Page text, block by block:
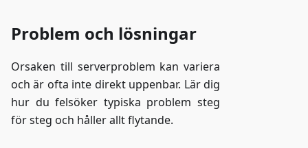
Problem och lösningar
Orsaken till serverproblem kan variera
och är ofta inte direkt uppenbar. Lär dig
hur du felsöker typiska problem steg
för steg och håller allt flytande.